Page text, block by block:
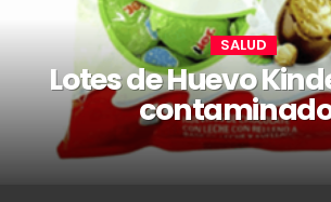
SALUD
Lotes de Huevo